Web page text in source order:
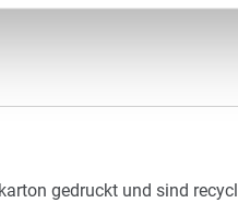
gedruckt und sind